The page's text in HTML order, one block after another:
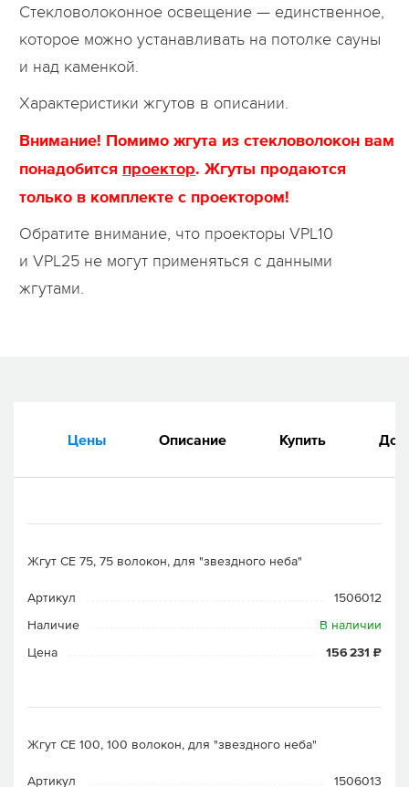
Стекловолоконное освещение — единственное,
которое можно устанавливать на потолке сауны
и над каменкой.
Характеристики жгутов в описании.
Внимание! Помимо жгута из стекловолокон вам
понадобится проектор. Жгуты продаются
только в комплекте с проектором!
Обратите внимание, что проекторы VPL10
и VPL25 не могут применяться с данными
жгутами.
Цены Описание Купить
Жгут CE 75, 75 волокон, для "звездного неба"
Артикул
1506012
Наличие
В наличии
Цена
156 231 ₽
Жгут CE 100, 100 волокон, для "звездного неба"
Артикул 1506013